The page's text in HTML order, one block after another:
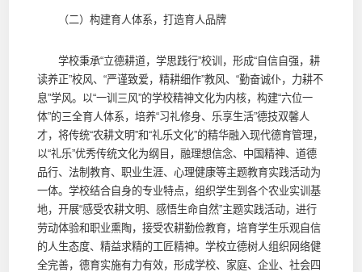
（二）构建育人体系，打造育人品牌
学校秉承“立德耕道，学思践行”校训，形成“自信自强，耕
读养正”校风、“严谨致爱，精耕细作”教风、“勤奋诚仆，力耕不
息”学风。以“一训三风”的学校精神文化为内核，构建“六位一
体”的三全育人体系，培养“习礼修身、乐享生活”德技双馨人
才，将传统“农耕文明”和“礼乐文化”的精华融入现代德育管理，
以“礼乐”优秀传统文化为纲目，融理想信念、中国精神、道德
品行、法制教育、职业生涯、心理健康等主题教育实践活动为
一体。学校结合自身的专业特点，组织学生到各个农业实训基
地，开展“感受农耕文明、感悟生命自然”主题实践活动，进行
劳动体验和职业熏陶，接受农耕勤俭教育，培育学生乐观自信
的人生态度、精益求精的工匠精神。学校立德树人组织网络健
全完善，德育实施有力有效，形成学校、家庭、企业、社会四